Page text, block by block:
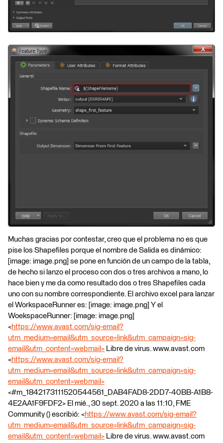
Muchas gracias por contestar, creo que el problema no es que
pise los Shapefiles porque el nombre de Salida es dinámico:
[image: image.png] se pone en función de un campo de la tabla,
de hecho si lanzo el proceso con dos o tres archivos a mano, lo
hace bien y me da como resultado dos o tres Shapefiles cada
uno con su nombre correspondiente. El archivo excel para lanzar
el WorkspaceRunner es: [image: image.png] Y el
WoekspaceRunner: [image: image.png]
<https://www.avast.com/sig-email?
utm_medium=email&utm_source=link&utm_campaign=sig-
email&utm_content=webmail> Libre de virus. www.avast.com
<https://www.avast.com/sig-email?
utm_medium=email&utm_source=link&utm_campaign=sig-
email&utm_content=webmail>
<#m_1842173111520544561_DAB4FAD8-2DD7-40BB-A1B8-
4E2AA1F9FDF2> El mié., 30 sept. 2020 a las 11:10, FME
Community () escribió: <https://www.avast.com/sig-email?
utm_medium=email&utm_source=link&utm_campaign=sig-
email&utm_content=webmail> Libre de virus. www.avast.com